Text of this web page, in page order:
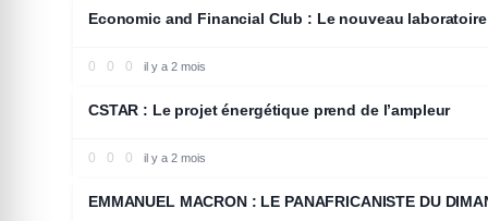
Economic and Financial Club : Le nouveau
0 0 0 il y a 2 mois
ECONOMIE
CSTAR : Le projet énergétique prend de l’ampleur
0 0 0 il y a 2 mois
OPINION
EMMANUEL MACRON : LE PANAFRICANISTE DU